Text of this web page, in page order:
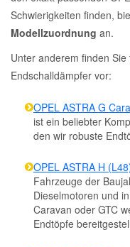
Schwierigkeiten finden,
Modellzuordnung an.
Unter anderem finden
Endschalldämpfer vor:
OPEL ASTRA G
ist ein beliebter
den wir robuste
OPEL ASTRA H
Fahrzeuge der
Dieselmotoren und
Caravan oder GTC
Endtöpfe